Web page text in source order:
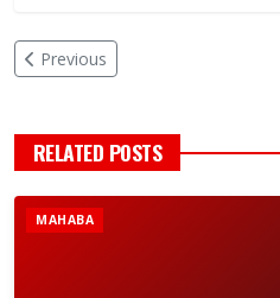
Previous
RELATED POSTS
MAHABA